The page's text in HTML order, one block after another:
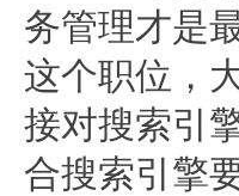
务管理才是
这个职位，
接对搜索引
合搜索引擎